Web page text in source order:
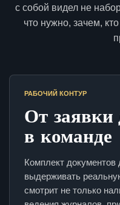
с собой видел не
что нужно, зачем,
РАБОЧИЙ КОНТУР
От заявки
в команде
Комплект
выдерживать
смотрит не только